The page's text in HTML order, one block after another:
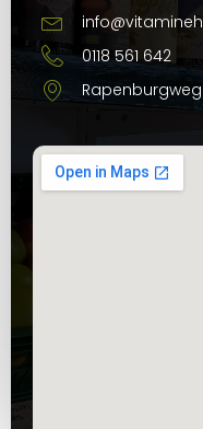
0118 561 642
Rapenburgweg